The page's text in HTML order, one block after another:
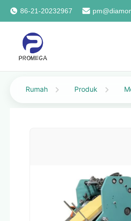
86-21-20232967
Rumah Produk